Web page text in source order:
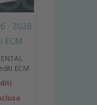
- 2028
ECM
ECM